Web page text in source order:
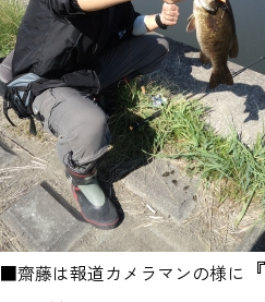
■齋藤は報道カメラマンの様に